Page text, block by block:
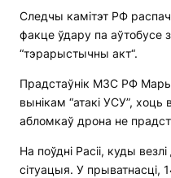
Следчы камітэт РФ
факце ўдару па аўтобусе
“тэрарыстычны акт“.
Прадстаўнік МЗС РФ
вынікам “атакі УСУ”,
абломкаў дрона не
На поўдні Расіі, куды
сітуацыя. У прыватнасці,